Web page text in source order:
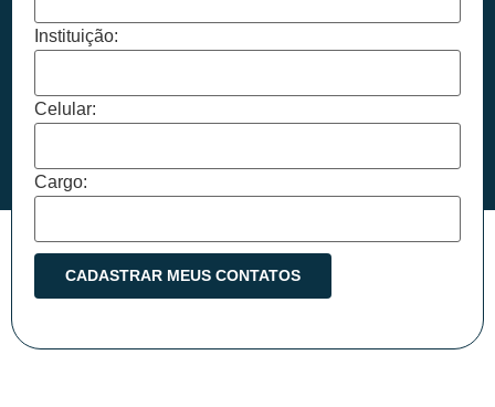
Instituição:
Celular:
Cargo: